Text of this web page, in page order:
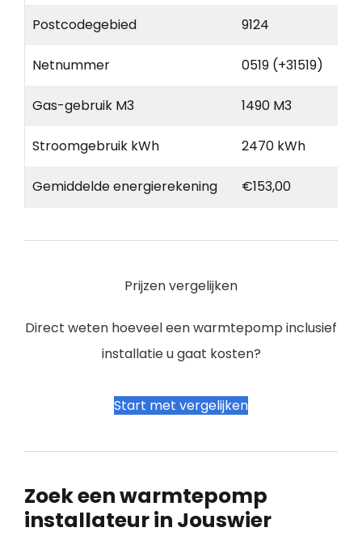
Postcodegebied 9124
Netnummer 0519 (+31519)
Gas-gebruik M3 1490 M3
Stroomgebruik kWh 2470 kWh
Gemiddelde energierekening €153,00
Prijzen vergelijken
Direct weten hoeveel een warmtepomp inclusief
installatie u gaat kosten?
Start met vergelijken
Zoek een warmtepomp
installateur in Jouswier